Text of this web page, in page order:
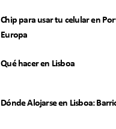
Chip para usar tu celular en
Europa
Qué hacer en Lisboa
Dónde Alojarse en Lisboa: